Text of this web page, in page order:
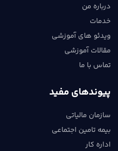
درباره من
خدمات
ویدئو های آموزشی
مقالات آموزشی
تماس با ما
پیوندهای مفید
سازمان مالیاتی
بیمه تامین اجتماعی
اداره کار